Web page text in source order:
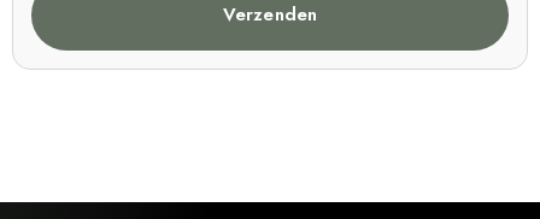
Verzenden